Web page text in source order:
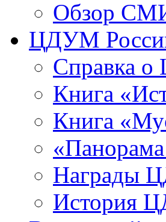
Обзор
ЦДУМ
Справка
Книга
Книга
Награды
История